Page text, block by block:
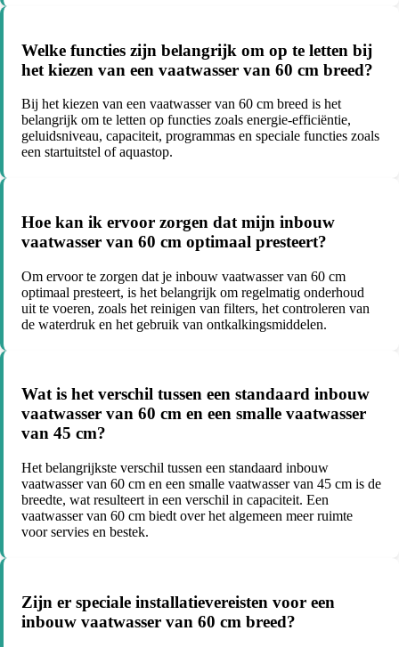
Welke functies zijn belangrijk om op te letten bij
het kiezen van een vaatwasser van 60 cm breed?
Bij het kiezen van een vaatwasser van 60 cm breed is het
belangrijk om te letten op functies zoals energie-efficiëntie,
geluidsniveau, capaciteit, programmas en speciale functies zoals
een startuitstel of aquastop.
Hoe kan ik ervoor zorgen dat mijn inbouw
vaatwasser van 60 cm optimaal presteert?
Om ervoor te zorgen dat je inbouw vaatwasser van 60 cm
optimaal presteert, is het belangrijk om regelmatig onderhoud
uit te voeren, zoals het reinigen van filters, het controleren van
de waterdruk en het gebruik van ontkalkingsmiddelen.
Wat is het verschil tussen een standaard inbouw
vaatwasser van 60 cm en een smalle vaatwasser
van 45 cm?
Het belangrijkste verschil tussen een standaard inbouw
vaatwasser van 60 cm en een smalle vaatwasser van 45 cm is de
breedte, wat resulteert in een verschil in capaciteit. Een
vaatwasser van 60 cm biedt over het algemeen meer ruimte
voor servies en bestek.
Zijn er speciale installatievereisten voor een
inbouw vaatwasser van 60 cm breed?